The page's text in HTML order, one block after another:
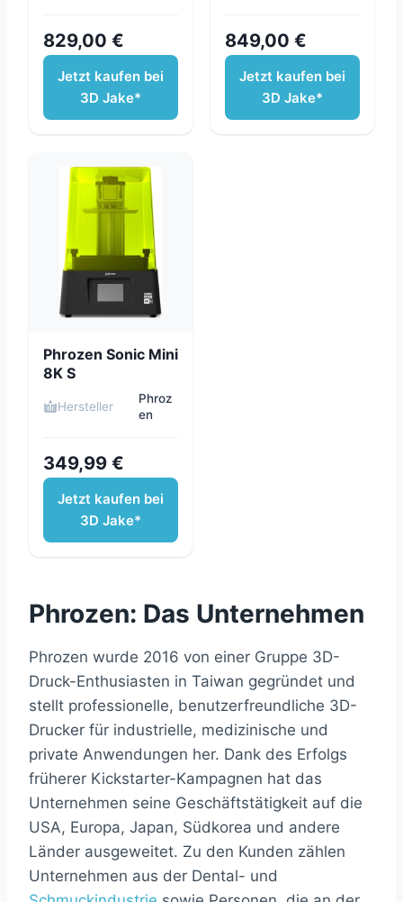
829,00 €
Jetzt kaufen bei
3D Jake*
849,00 €
Jetzt kaufen bei
3D Jake*
Phrozen Sonic Mini
8K S
Hersteller
Phroz
en
349,99 €
Jetzt kaufen bei
3D Jake*
Phrozen: Das Unternehmen
Phrozen wurde 2016 von einer Gruppe 3D-
Druck-Enthusiasten in Taiwan gegründet und
stellt professionelle, benutzerfreundliche 3D-
Drucker für industrielle, medizinische und
private Anwendungen her. Dank des Erfolgs
früherer Kickstarter-Kampagnen hat das
Unternehmen seine Geschäftstätigkeit auf die
USA, Europa, Japan, Südkorea und andere
Länder ausgeweitet. Zu den Kunden zählen
Unternehmen aus der Dental- und